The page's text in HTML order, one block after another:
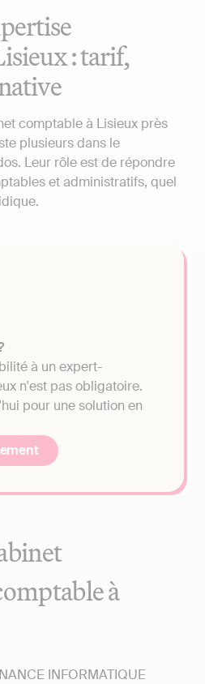
: tarif,
comptable à Lisieux près
plusieurs dans le
Leur rôle est de répondre
et administratifs, quel
à un expert-
n'est pas obligatoire.
pour une solution en
à
INFORMATIQUE